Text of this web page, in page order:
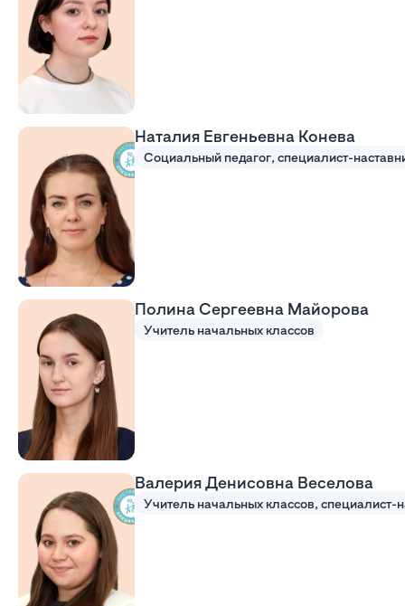
Наталия Евгеньевна Конева
Социальный педагог, специалист-
Полина Сергеевна Майорова
Учитель начальных классов
Валерия Денисовна Веселова